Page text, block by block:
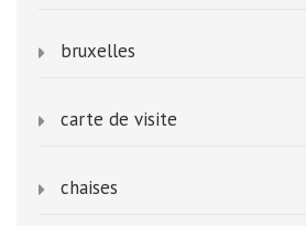
bruxelles
carte de visite
chaises